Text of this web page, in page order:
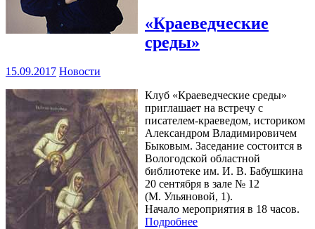
«Краеведческие
среды»
15.09.2017 Новости
Клуб «Краеведческие среды»
приглашает на встречу с
писателем-краеведом, историком
Александром Владимировичем
Быковым. Заседание состоится в
Вологодской областной
библиотеке им. И. В. Бабушкина
20 сентября в зале № 12
(М. Ульяновой, 1).
Начало мероприятия в 18 часов.
Подробнее